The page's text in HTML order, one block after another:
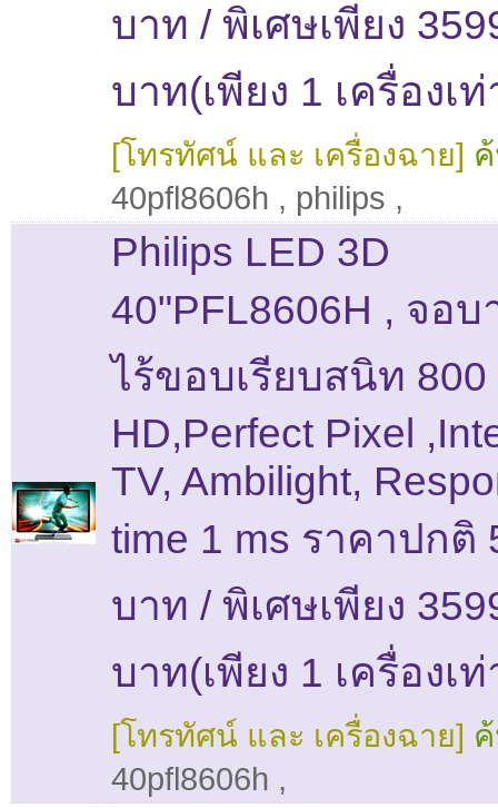
บาท / พิเศษเพียง
บาท(เพียง 1 เครื่องเ
[โทรทัศน์ และ เครื่องฉาย]
40pfl8606h , philips ,
Philips LED 3D
40"PFL8606H , จอบ
ไร้ขอบเรียบสนิท 800
HD,Perfect Pixel
TV, Ambilight,
time 1 ms ราคาปกติ
บาท / พิเศษเพียง
บาท(เพียง 1 เครื่องเ
[โทรทัศน์ และ เครื่องฉาย]
40pfl8606h ,